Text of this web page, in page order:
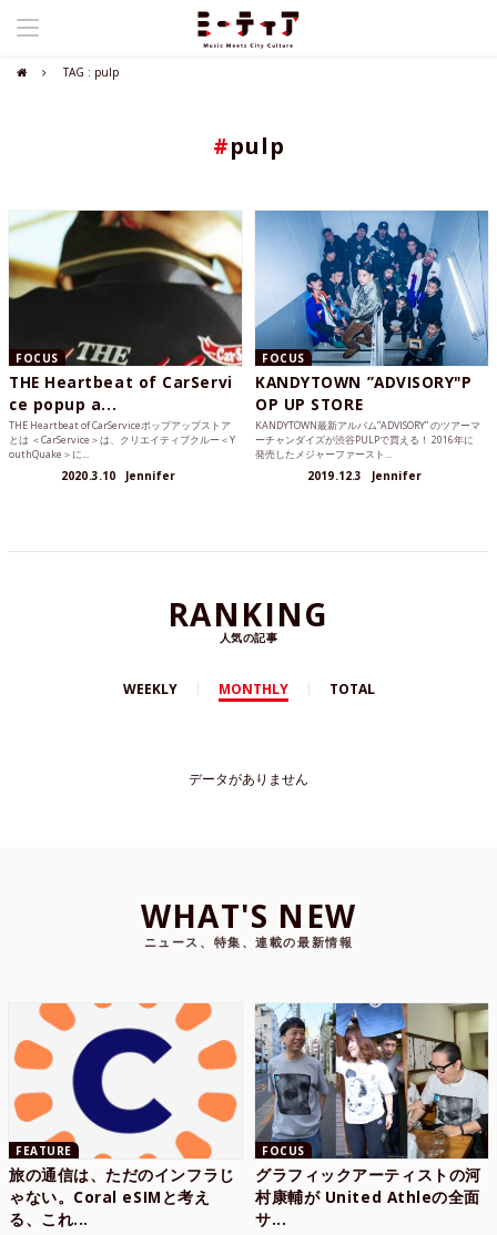
TAG : pulp
#pulp
FOCUS
THE Heartbeat of CarServi
ce popup a...
THE Heartbeat of CarServiceポップアップストア
とは ＜CarService＞は、クリエイティブクルー＜Y
outhQuake＞に...
2020.3.10 Jennifer
FOCUS
KANDYTOWN ”ADVISORY"P
OP UP STORE
KANDYTOWN最新アルバム”ADVISORY” のツアーマ
ーチャンダイズが渋谷PULPで買える！ 2016年に
発売したメジャーファースト...
2019.12.3 Jennifer
RANKING
人気の記事
WEEKLY MONTHLY TOTAL
データがありません
WHAT'S NEW
ニュース、特集、連載の最新情報
FEATURE
旅の通信は、ただのインフラじ
ゃない。Coral eSIMと考え
る、これ...
FOCUS
グラフィックアーティストの河
村康輔が United Athleの全面
サ...